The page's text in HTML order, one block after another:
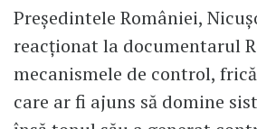
Președintele României,
reacționat la documentarul
mecanismele de control,
care ar fi ajuns să domine